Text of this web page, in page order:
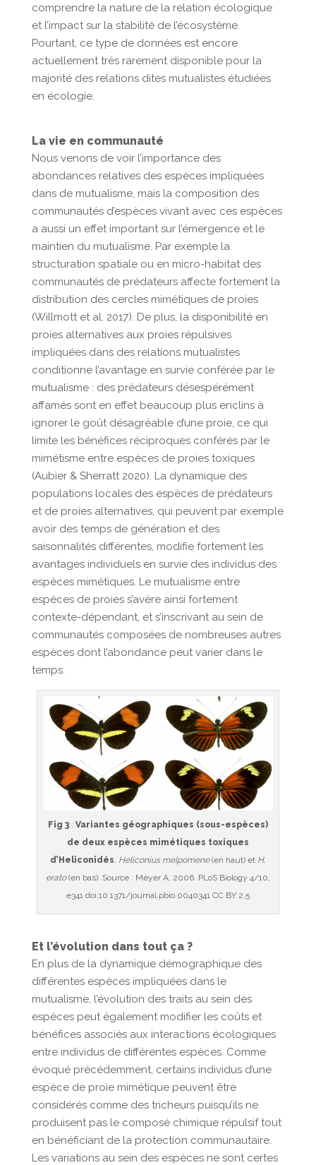
comprendre la nature de la relation écologique
et l’impact sur la stabilité de l’écosystème.
Pourtant, ce type de données est encore
actuellement très rarement disponible pour la
majorité des relations dites mutualistes étudiées
en écologie.
La vie en communauté
Nous venons de voir l’importance des
abondances relatives des espèces impliquées
dans de mutualisme, mais la composition des
communautés d’espèces vivant avec ces espèces
a aussi un effet important sur l’émergence et le
maintien du mutualisme. Par exemple la
structuration spatiale ou en micro-habitat des
communautés de prédateurs affecte fortement la
distribution des cercles mimétiques de proies
(Willmott et al. 2017). De plus, la disponibilité en
proies alternatives aux proies répulsives
impliquées dans des relations mutualistes
conditionne l’avantage en survie conférée par le
mutualisme : des prédateurs désespérément
affamés sont en effet beaucoup plus enclins à
ignorer le goût désagréable d’une proie, ce qui
limite les bénéfices réciproques conférés par le
mimétisme entre espèces de proies toxiques
(Aubier & Sherratt 2020). La dynamique des
populations locales des espèces de prédateurs
et de proies alternatives, qui peuvent par exemple
avoir des temps de génération et des
saisonnalités différentes, modifie fortement les
avantages individuels en survie des individus des
espèces mimétiques. Le mutualisme entre
espèces de proies s’avère ainsi fortement
contexte-dépendant, et s’inscrivant au sein de
communautés composées de nombreuses autres
espèces dont l’abondance peut varier dans le
temps.
Fig 3: Variantes géographiques (sous-espèces)
de deux espèces mimétiques toxiques
d’Heliconidés, Heliconius melpomene(en haut) et H.
erato(en bas). Source : Meyer A, 2006. PLoS Biology 4/10,
e341 doi:10.1371/journal.pbio.0040341 CC BY 2.5
Et l’évolution dans tout ça ?
En plus de la dynamique démographique des
différentes espèces impliquées dans le
mutualisme, l’évolution des traits au sein des
espèces peut également modifier les coûts et
bénéfices associés aux interactions écologiques
entre individus de différentes espèces. Comme
évoqué précédemment, certains individus d’une
espèce de proie mimétique peuvent être
considérés comme des tricheurs puisqu’ils ne
produisent pas le composé chimique répulsif tout
en bénéficiant de la protection communautaire.
Les variations au sein des espèces ne sont certes